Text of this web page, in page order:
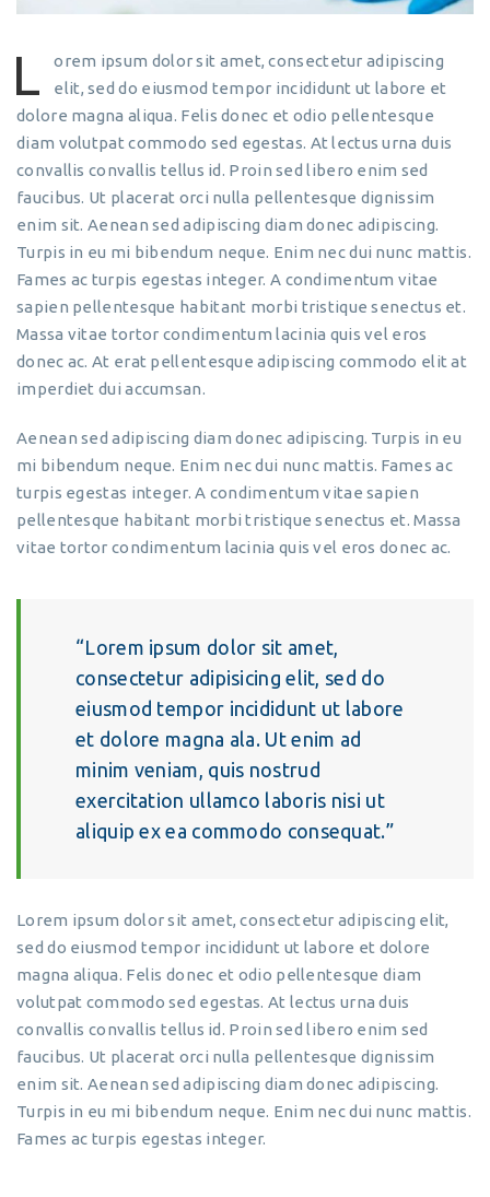
L
orem ipsum dolor sit amet, consectetur adipiscing
elit, sed do eiusmod tempor incididunt ut labore et
dolore magna aliqua. Felis donec et odio pellentesque
diam volutpat commodo sed egestas. At lectus urna duis
convallis convallis tellus id. Proin sed libero enim sed
faucibus. Ut placerat orci nulla pellentesque dignissim
enim sit. Aenean sed adipiscing diam donec adipiscing.
Turpis in eu mi bibendum neque. Enim nec dui nunc mattis.
Fames ac turpis egestas integer. A condimentum vitae
sapien pellentesque habitant morbi tristique senectus et.
Massa vitae tortor condimentum lacinia quis vel eros
donec ac. At erat pellentesque adipiscing commodo elit at
imperdiet dui accumsan.
Aenean sed adipiscing diam donec adipiscing. Turpis in eu
mi bibendum neque. Enim nec dui nunc mattis. Fames ac
turpis egestas integer. A condimentum vitae sapien
pellentesque habitant morbi tristique senectus et. Massa
vitae tortor condimentum lacinia quis vel eros donec ac.
Lorem ipsum dolor sit amet,
consectetur adipisicing elit, sed do
eiusmod tempor incididunt ut labore
et dolore magna ala. Ut enim ad
minim veniam, quis nostrud
exercitation ullamco laboris nisi ut
aliquip ex ea commodo consequat.
Lorem ipsum dolor sit amet, consectetur adipiscing elit,
sed do eiusmod tempor incididunt ut labore et dolore
magna aliqua. Felis donec et odio pellentesque diam
volutpat commodo sed egestas. At lectus urna duis
convallis convallis tellus id. Proin sed libero enim sed
faucibus. Ut placerat orci nulla pellentesque dignissim
enim sit. Aenean sed adipiscing diam donec adipiscing.
Turpis in eu mi bibendum neque. Enim nec dui nunc mattis.
Fames ac turpis egestas integer.